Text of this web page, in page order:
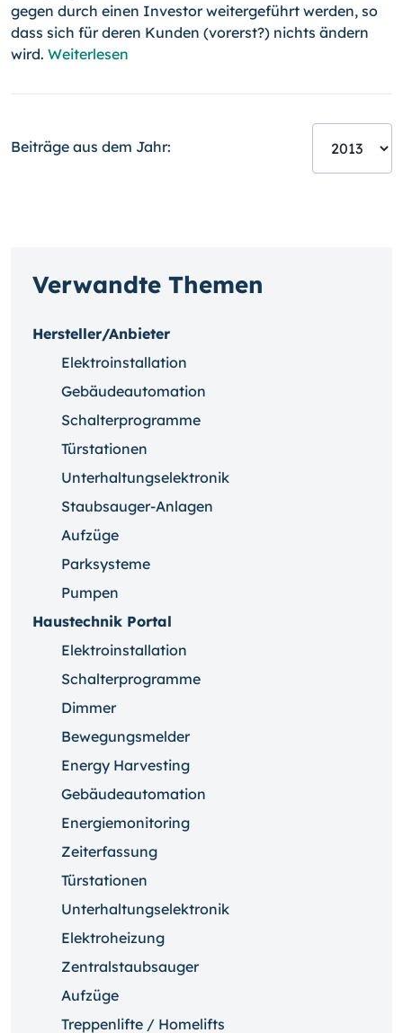
gegen durch einen Investor weitergeführt werden, so
dass sich für deren Kunden (vorerst?) nichts ändern
wird. Weiterlesen
Beiträge aus dem Jahr:
Verwandte Themen
Hersteller/Anbieter
Elektroinstallation
Gebäudeautomation
Schalterprogramme
Türstationen
Unterhaltungselektronik
Staubsauger-Anlagen
Aufzüge
Parksysteme
Pumpen
Haustechnik Portal
Elektroinstallation
Schalterprogramme
Dimmer
Bewegungsmelder
Energy Harvesting
Gebäudeautomation
Energiemonitoring
Zeiterfassung
Türstationen
Unterhaltungselektronik
Elektroheizung
Zentralstaubsauger
Aufzüge
Treppenlifte / Homelifts